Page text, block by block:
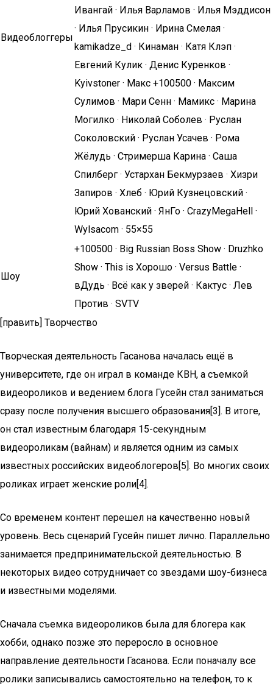
Видеоблоггеры
Ивангай · Илья Варламов · Илья Мэддисон
· Илья Прусикин · Ирина Смелая ·
kamikadze_d · Кинаман · Катя Клэп ·
Евгений Кулик · Денис Куренков ·
Kyivstoner · Макс +100500 · Максим
Сулимов · Мари Сенн · Мамикс · Марина
Могилко · Николай Соболев · Руслан
Соколовский · Руслан Усачев · Рома
Жёлудь · Стримерша Карина · Саша
Спилберг · Устархан Бекмурзаев · Хизри
Запиров · Хлеб · Юрий Кузнецовский ·
Юрий Хованский · ЯнГо · CrazyMegaHell ·
Wylsacom · 55×55
Шоу
+100500 · Big Russian Boss Show · Druzhko
Show · This is Хорошо · Versus Battle ·
вДудь · Всё как у зверей · Кактус · Лев
Против · SVTV
[править] Творчество
Творческая деятельность Гасанова началась ещё в
университете, где он играл в команде КВН, а съемкой
видеороликов и ведением блога Гусейн стал заниматься
сразу после получения высшего образования[3]. В итоге,
он стал известным благодаря 15-секундным
видеороликам (вайнам) и является одним из самых
известных российских видеоблогеров[5]. Во многих своих
роликах играет женские роли[4].
Со временем контент перешел на качественно новый
уровень. Весь сценарий Гусейн пишет лично. Параллельно
занимается предпринимательской деятельностью. В
некоторых видео сотрудничает со звездами шоу-бизнеса
и известными моделями.
Сначала съемка видеороликов была для блогера как
хобби, однако позже это переросло в основное
направление деятельности Гасанова. Если поначалу все
ролики записывались самостоятельно на телефон, то к